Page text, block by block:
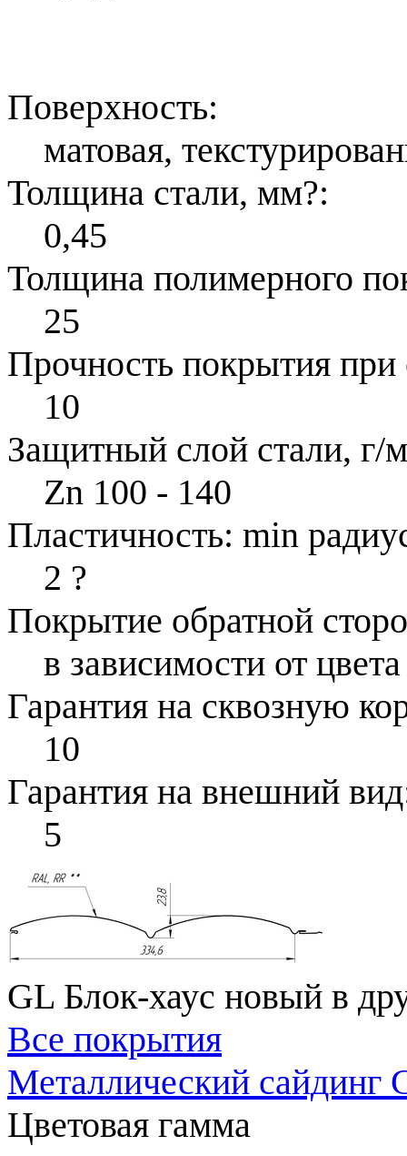
Поверхность:
матовая,
Толщина стали, мм?:
0,45
Толщина полимерного
25
Прочность покрытия
10
Защитный слой стали, г/
Zn 100 - 140
Пластичность: min
2 ?
Покрытие обратной
в зависимости от цвета
Гарантия на сквозную
10
Гарантия на внешний
5
GL Блок-хаус новый в
Все покрытия
Металлический сайдинг
Цветовая гамма